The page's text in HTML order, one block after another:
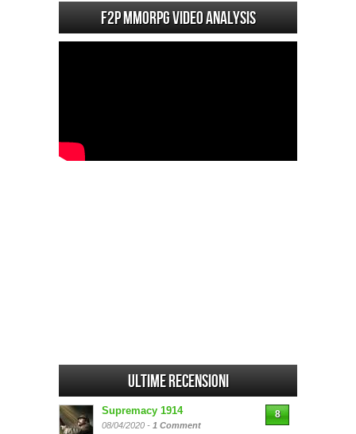
F2P MMORPG Video analysis
Ultime Recensioni
Supremacy 1914
08/04/2020 - 1 Comment
8